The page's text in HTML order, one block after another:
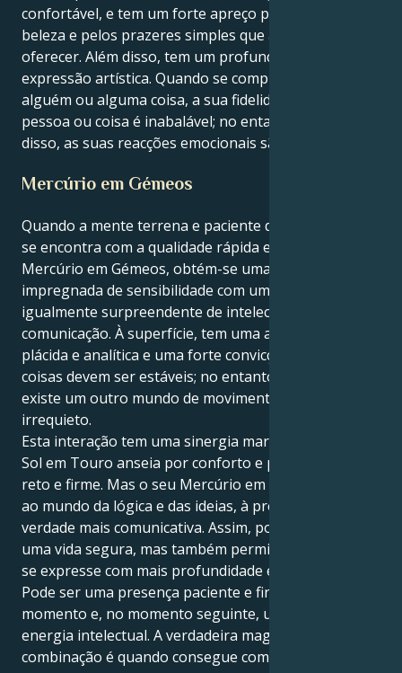
confortável, e tem um forte apreço pela arte, pela
beleza e pelos prazeres simples que a vida tem para
oferecer. Além disso, tem um profundo apreço pela
expressão artística. Quando se compromete com
alguém ou alguma coisa, a sua fidelidade a essa
pessoa ou coisa é inabalável; no entanto, depois
disso, as suas reacções emocionais são graduais.
Mercúrio em Gémeos
Quando a mente terrena e paciente do Sol em Touro
se encontra com a qualidade rápida e curiosa de
Mercúrio em Gémeos, obtém-se uma pessoa
impregnada de sensibilidade com um núcleo
igualmente surpreendente de intelecto e
comunicação. À superfície, tem uma abordagem
plácida e analítica e uma forte convicção de que as
coisas devem ser estáveis; no entanto, por baixo,
existe um outro mundo de movimento rápido e
irrequieto.
Esta interação tem uma sinergia maravilhosa. O seu
Sol em Touro anseia por conforto e por um caminho
reto e firme. Mas o seu Mercúrio em Gémeos leva-o
ao mundo da lógica e das ideias, à procura de uma
verdade mais comunicativa. Assim, pode não só criar
uma vida segura, mas também permitir que o seu eu
se expresse com mais profundidade e consciência.
Pode ser uma presença paciente e firme num
momento e, no momento seguinte, um turbilhão de
energia intelectual. A verdadeira magia desta
combinação é quando consegue combinar o seu